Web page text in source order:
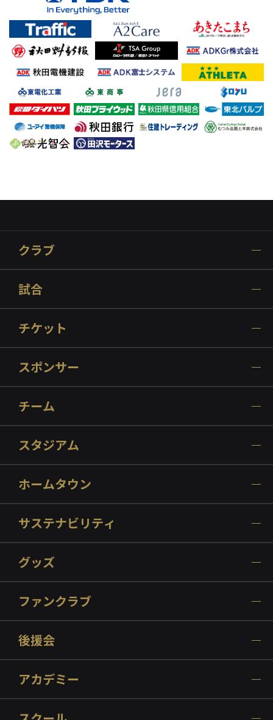
クラブ
試合
チケット
スポンサー
チーム
スタジアム
ホームタウン
サステナビリティ
グッズ
ファンクラブ
後援会
アカデミー